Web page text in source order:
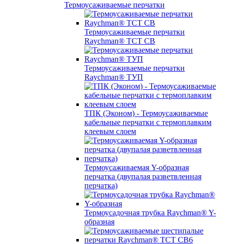
Термоусаживаемые перчатки
Термоусаживаемые перчатки
Raychman® TCT CB
Термоусаживаемые перчатки
Raychman® ТУП
ТПК (Эконом) - Термоусаживаемые
кабельные перчатки с термоплавким
клеевым слоем
Термоусаживаемая Y-образная
перчатка (двупалая разветвленная
перчатка)
Термоусадочная трубка Raychman® Y-
образная